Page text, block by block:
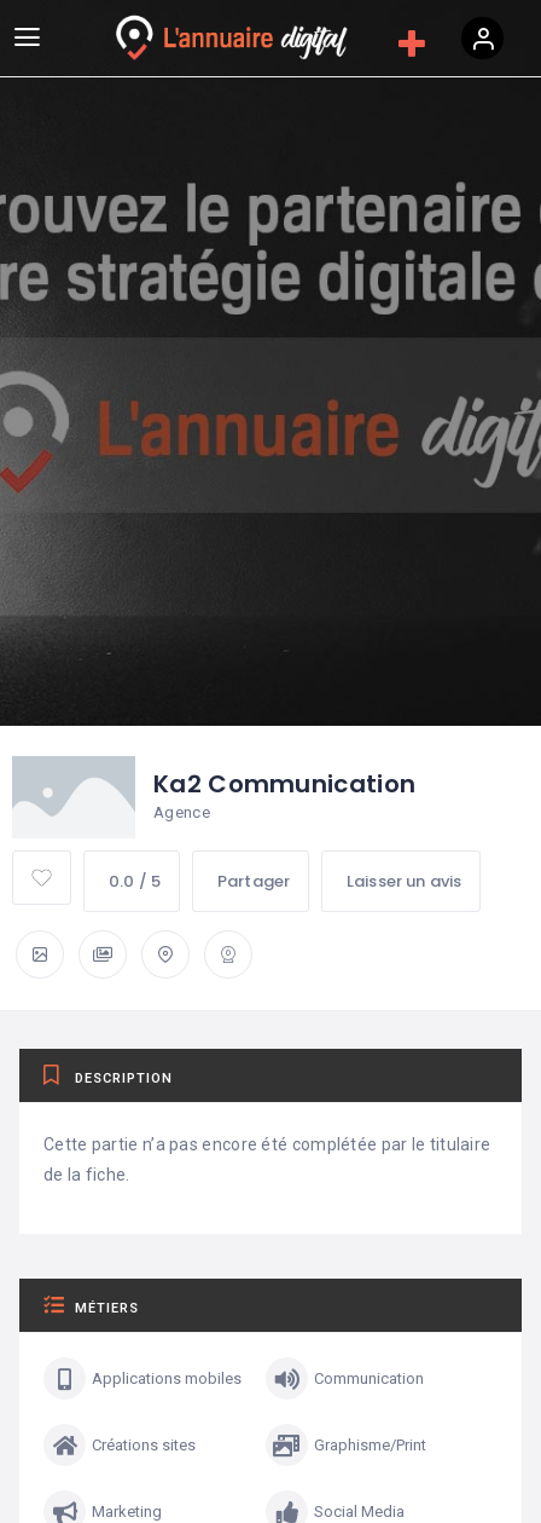
Ka2 Communication
Agence
0.0 / 5 Partager Laisser un avis
DESCRIPTION
Cette partie n’a pas encore été complétée par le titulaire
de la fiche.
MÉTIERS
Applications mobiles Communication
Créations sites Graphisme/Print
Marketing Social Media